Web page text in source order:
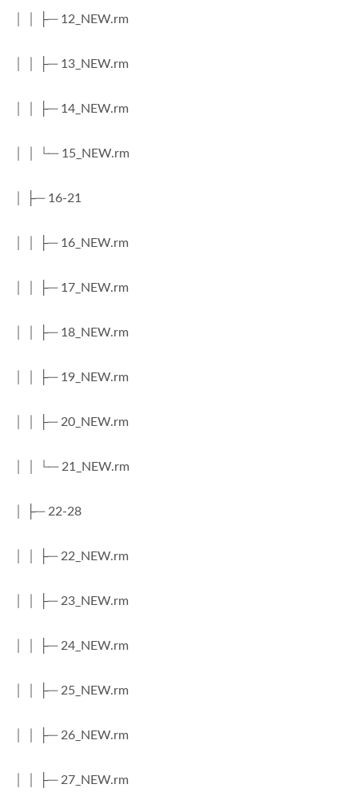
│ │ ├─ 12_NEW.rm
│ │ ├─ 13_NEW.rm
│ │ ├─ 14_NEW.rm
│ │ └─ 15_NEW.rm
│ ├─ 16-21
│ │ ├─ 16_NEW.rm
│ │ ├─ 17_NEW.rm
│ │ ├─ 18_NEW.rm
│ │ ├─ 19_NEW.rm
│ │ ├─ 20_NEW.rm
│ │ └─ 21_NEW.rm
│ ├─ 22-28
│ │ ├─ 22_NEW.rm
│ │ ├─ 23_NEW.rm
│ │ ├─ 24_NEW.rm
│ │ ├─ 25_NEW.rm
│ │ ├─ 26_NEW.rm
│ │ ├─ 27_NEW.rm